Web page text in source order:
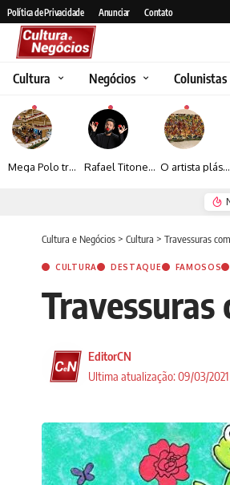
Política de Privacidade Anunciar Contato
Cultura Negócios Colunistas
Mega Polo transforma lançamento de coleção em plataforma nacional de negócios e projeta crescimento de mais de 15% Rafael Titonelly leva magia e acolhimento a crianças em tratamento oncológico em Juiz de Fora O artista plástico Jorge Luiz transforma sustentabilidade e criatividade em arte contemporânea
Cultura e Negócios > Cultura > Travessuras
CULTURA DESTAQUE FAMOSOS
Ultima atualização: 09/03/2021
EditorCN